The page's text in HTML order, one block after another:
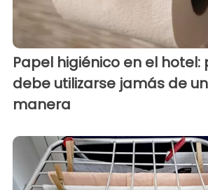
Papel higiénico en el hotel:
debe utilizarse jamás de
manera